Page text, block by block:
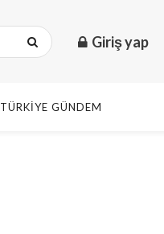
Giriş yap
TÜRKIYE GÜNDEM